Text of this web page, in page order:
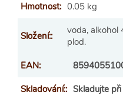
Hmotnost: 0.05 kg
Složení::
voda, alkohol
plod.
EAN:
Skladování:: Skladujte